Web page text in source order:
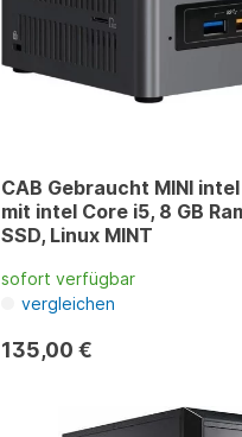
CAB Gebraucht MINI intel
mit intel Core i5, 8 GB
SSD, Linux MINT
sofort verfügbar
vergleichen
135,00 €